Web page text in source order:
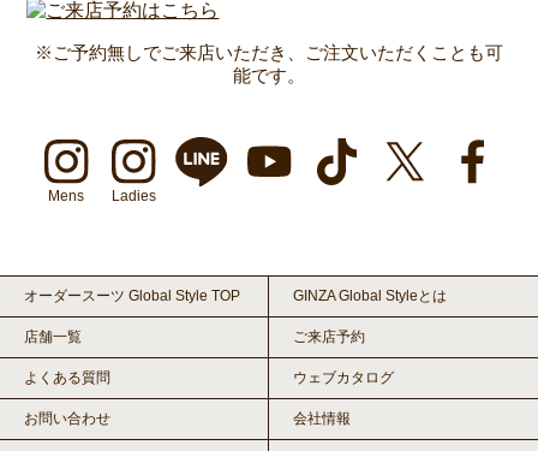
※ご予約無しでご来店いただき、ご注文いただくことも可
能です。
Mens Ladies
オーダースーツ Global Style TOP GINZA Global Styleとは
店舗一覧 ご来店予約
よくある質問 ウェブカタログ
お問い合わせ 会社情報